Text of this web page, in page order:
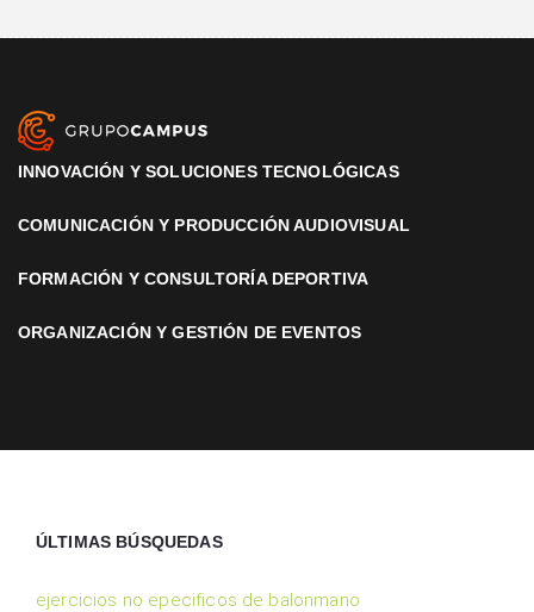
INNOVACIÓN Y SOLUCIONES TECNOLÓGICAS
COMUNICACIÓN Y PRODUCCIÓN AUDIOVISUAL
FORMACIÓN Y CONSULTORÍA DEPORTIVA
ORGANIZACIÓN Y GESTIÓN DE EVENTOS
ÚLTIMAS BÚSQUEDAS
ejercicios no epecificos de balonmano